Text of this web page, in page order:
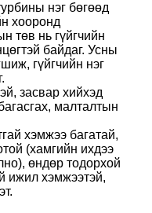
нэг бөгөөд
хооронд
төв нь гүйгчийн
байдаг. Усны
гүйгчийн нэг
засвар хийхэд
малталтын
хэмжээ багатай,
(хамгийн ихдээ
өндөр тодорхой
ижил хэмжээтэй,